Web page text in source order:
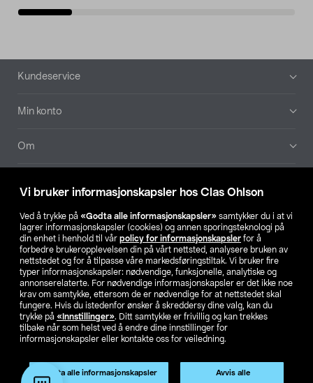
Vi bruker informasjonskapsler hos Clas Ohlson
Ved å trykke på «Godta alle informasjonskapsler» samtykker du i at vi
lagrer informasjonskapsler (cookies) og annen sporingsteknologi på
din enhet i henhold til vår policy for informasjonskapsler for å
forbedre brukeropplevelsen din på vårt nettsted, analysere bruken av
nettstedet og for å tilpasse våre markedsføringstiltak. Vi bruker fire
typer informasjonskapsler: nødvendige, funksjonelle, analytiske og
annonserelaterte. For nødvendige informasjonskapsler er det ikke noe
krav om samtykke, ettersom de er nødvendige for at nettstedet skal
fungere. Hvis du istedenfor ønsker å skreddersy dine valg, kan du
trykke på «Innstillinger». Ditt samtykke er frivillig og kan trekkes
tilbake når som helst ved å endre dine innstillinger for
informasjonskapsler eller kontakte oss for veiledning.
Godta alle informasjonskapsler Avvis alle
Bunntekst
Kundeservice
Min konto
Om
Våre selskaper
Finn din butikk
SE NO FI
Privacy statement Medlemsvilkår Kjøpsvilkår For bedrifter